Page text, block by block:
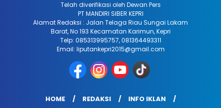
Telah diverifikasi oleh Dewan Pers
PT MANDIRI SIBER KEPRI
Alamat Redaksi : Jalan Telaga Riau Sungai Lakam
Barat, No 193 Kecamatan Karimun, Kepri
Telp: 085313995757, 081364493311
Email: liputankepri2015@gmail.com
HOME REDAKSI
INFO IKLAN